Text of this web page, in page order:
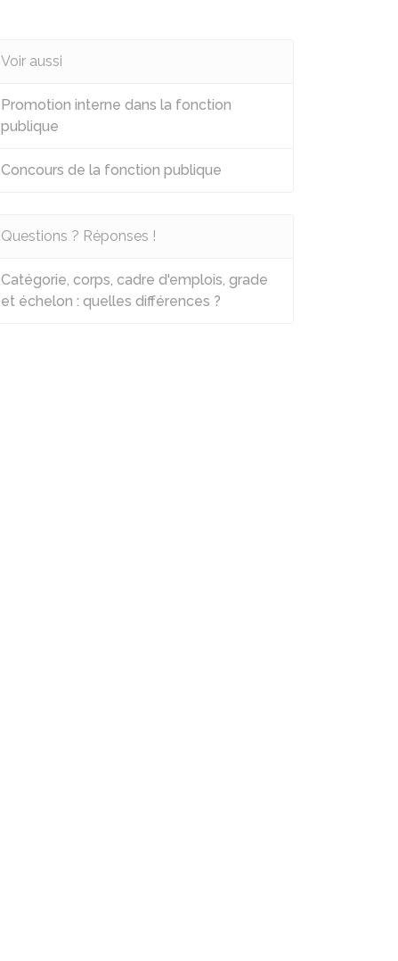
Voir aussi
Promotion interne dans la fonction
publique
Concours de la fonction publique
Questions ? Réponses !
Catégorie, corps, cadre d'emplois, grade
et échelon : quelles différences ?